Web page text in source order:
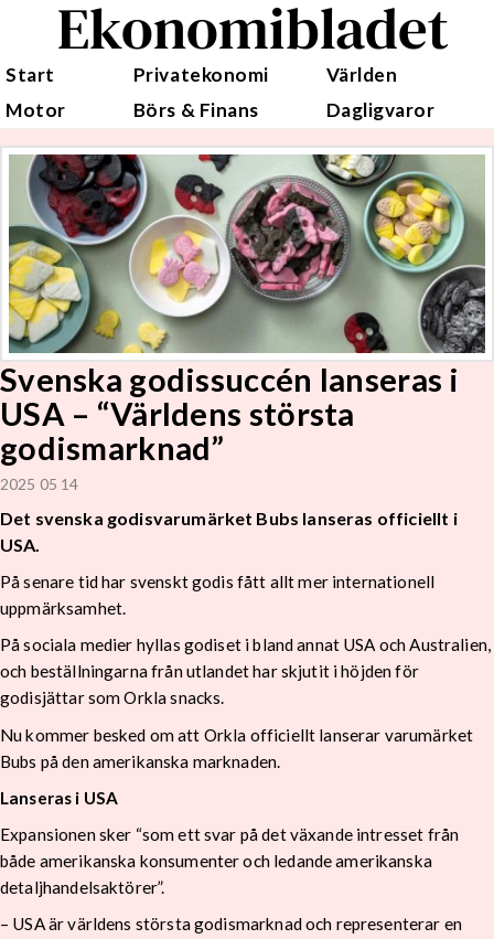
Ekonomibladet
Start Privatekonomi
Världen
Motor
Börs & Finans Dagligvaror
Svenska godissuccén lanseras i
USA – “Världens största
godismarknad”
2025 05 14
Det svenska godisvarumärket Bubs lanseras officiellt i
USA.
På senare tid har svenskt godis fått allt mer internationell
uppmärksamhet.
På sociala medier hyllas godiset i bland annat USA och Australien,
och beställningarna från utlandet har skjutit i höjden för
godisjättar som Orkla snacks.
Nu kommer besked om att Orkla officiellt lanserar varumärket
Bubs på den amerikanska marknaden.
Lanseras i USA
Expansionen sker “som ett svar på det växande intresset från
både amerikanska konsumenter och ledande amerikanska
detaljhandelsaktörer”.
– USA är världens största godismarknad och representerar en